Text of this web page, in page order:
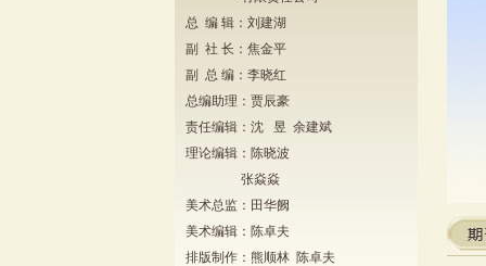
总 编 辑：刘建湖
副 社 长：焦金平
副 总 编：李晓红
总编助理：贾辰豪
责任编辑：沈 昱 余建斌
理论编辑：陈晓波
张焱焱
美术总监：田华阙
美术编辑：陈卓夫
排版制作：熊顺林 陈卓夫